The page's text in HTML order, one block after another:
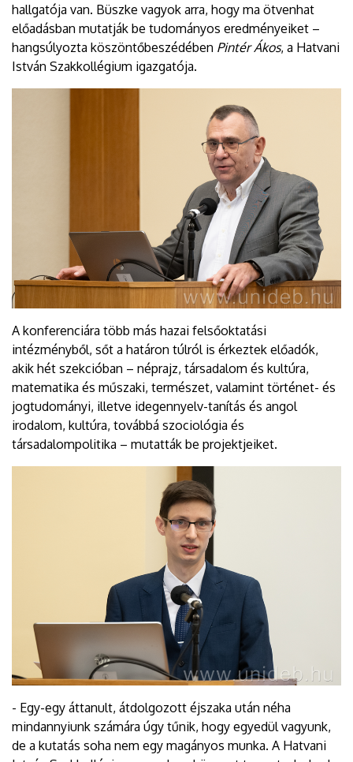
hallgatója van. Büszke vagyok arra, hogy ma ötvenhat
előadásban mutatják be tudományos eredményeiket –
hangsúlyozta köszöntőbeszédében Pintér Ákos, a Hatvani
István Szakkollégium igazgatója.
A konferenciára több más hazai felsőoktatási
intézményből, sőt a határon túlról is érkeztek előadók,
akik hét szekcióban – néprajz, társadalom és kultúra,
matematika és műszaki, természet, valamint történet- és
jogtudományi, illetve idegennyelv-tanítás és angol
irodalom, kultúra, továbbá szociológia és
társadalompolitika – mutatták be projektjeiket.
- Egy-egy áttanult, átdolgozott éjszaka után néha
mindannyiunk számára úgy tűnik, hogy egyedül vagyunk,
de a kutatás soha nem egy magányos munka. A Hatvani